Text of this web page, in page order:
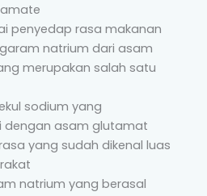
penyedap rasa makanan
natrium dari asam
merupakan salah satu
sodium yang
dengan asam glutamat
yang sudah dikenal luas
natrium yang berasal